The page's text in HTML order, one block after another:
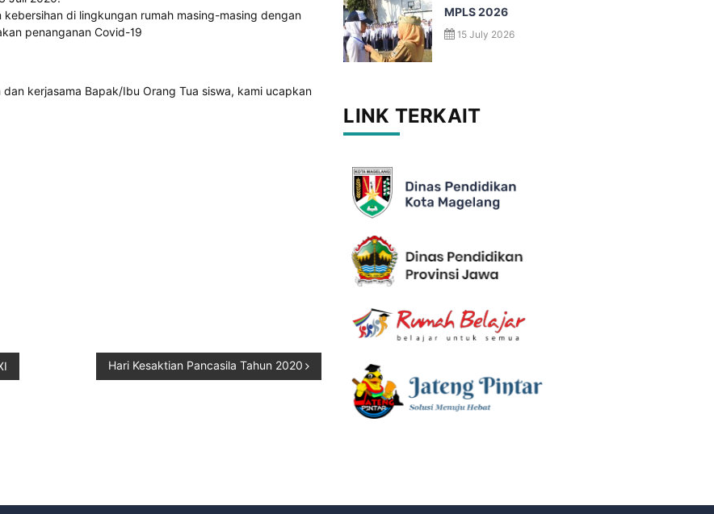
di lingkungan rumah masing-masing dengan
penanganan Covid-19
kerjasama Bapak/Ibu Orang Tua siswa, kami ucapkan
Hari Kesaktian Pancasila Tahun 2020
MPLS 2026
15 July 2026
LINK TERKAIT